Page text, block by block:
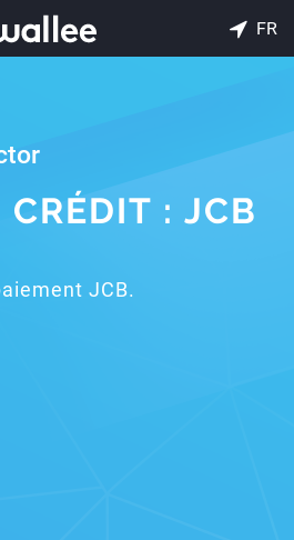
FR
CRÉDIT : JCB
JCB.